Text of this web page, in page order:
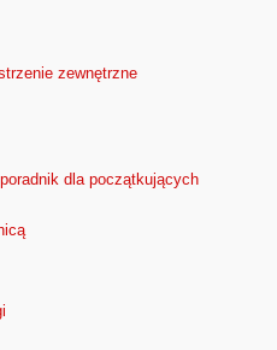
zewnętrzne
dla początkujących